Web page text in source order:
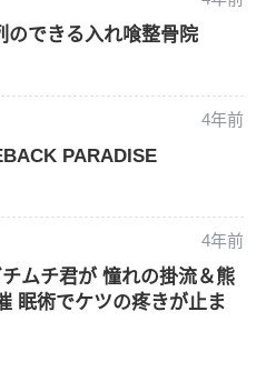
のできる入れ喰整骨院
4年前
PARADISE
4年前
ムチ君が 憧れの掛流＆熊
眠術でケツの疼きが止ま